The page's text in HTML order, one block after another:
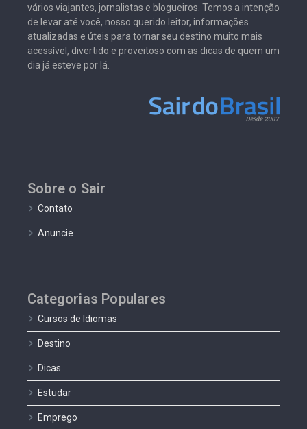
vários viajantes, jornalistas e blogueiros. Temos a intenção
de levar até você, nosso querido leitor, informações
atualizadas e úteis para tornar seu destino muito mais
acessível, divertido e proveitoso com as dicas de quem um
dia já esteve por lá.
Sobre o Sair
Contato
Anuncie
Categorias Populares
Cursos de Idiomas
Destino
Dicas
Estudar
Emprego